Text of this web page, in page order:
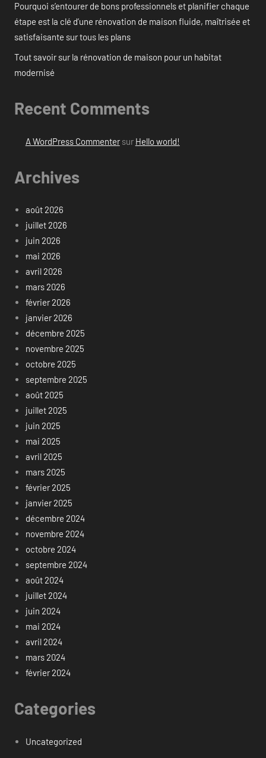
Pourquoi s’entourer de bons professionnels et planifier chaque
étape est la clé d’une rénovation de maison fluide, maîtrisée et
satisfaisante sur tous les plans
Tout savoir sur la rénovation de maison pour un habitat
modernisé
Recent Comments
A WordPress Commentersur Hello world!
Archives
août 2026
juillet 2026
juin 2026
mai 2026
avril 2026
mars 2026
février 2026
janvier 2026
décembre 2025
novembre 2025
octobre 2025
septembre 2025
août 2025
juillet 2025
juin 2025
mai 2025
avril 2025
mars 2025
février 2025
janvier 2025
décembre 2024
novembre 2024
octobre 2024
septembre 2024
août 2024
juillet 2024
juin 2024
mai 2024
avril 2024
mars 2024
février 2024
Categories
Uncategorized